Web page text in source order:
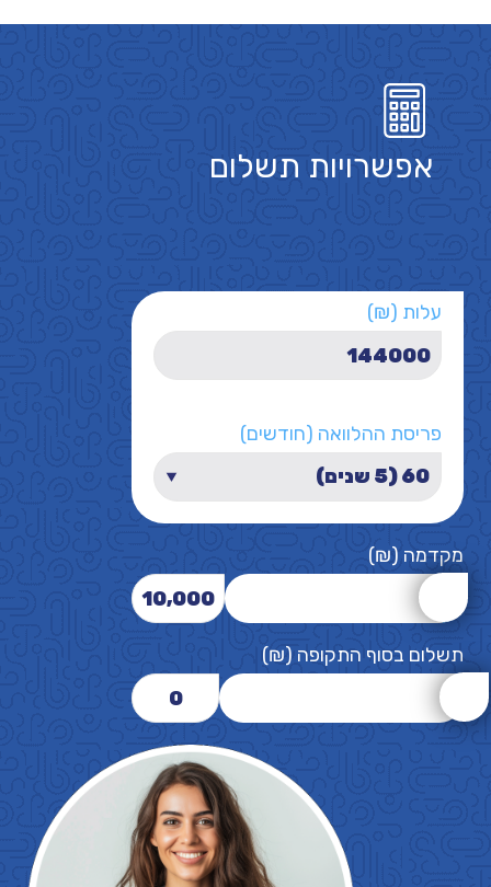
אפשרויות תשלום
עלות (₪)
פריסת ההלוואה (חודשים)
מקדמה (₪)
10,000
תשלום בסוף התקופה (₪)
0